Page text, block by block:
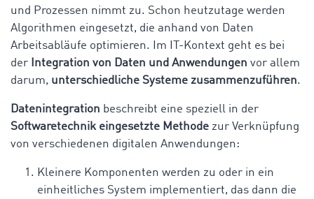
und Prozessen nimmt zu. Schon heutzutage werden
Algorithmen eingesetzt, die anhand von Daten
Arbeitsabläufe optimieren. Im IT-Kontext geht es bei
der Integration von Daten und Anwendungen vor allem
darum, unterschiedliche Systeme zusammenzuführen.
Datenintegration beschreibt eine speziell in der
Softwaretechnik eingesetzte Methode zur Verknüpfung
von verschiedenen digitalen Anwendungen:
Kleinere Komponenten werden zu oder in ein
einheitliches System implementiert, das dann die